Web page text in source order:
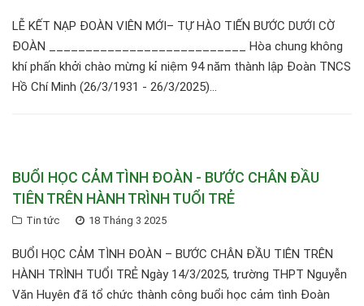
LỄ KẾT NẠP ĐOÀN VIÊN MỚI– TỰ HÀO TIẾN BƯỚC DƯỚI CỜ
ĐOÀN ___________________________ Hòa chung không
khí phấn khởi chào mừng kỉ niệm 94 năm thành lập Đoàn TNCS
Hồ Chí Minh (26/3/1931 - 26/3/2025)...
BUỔI HỌC CẢM TÌNH ĐOÀN - BƯỚC CHÂN ĐẦU
TIÊN TRÊN HÀNH TRÌNH TUỔI TRẺ
Tin tức 18 Tháng 3 2025
BUỔI HỌC CẢM TÌNH ĐOÀN – BƯỚC CHÂN ĐẦU TIÊN TRÊN
HÀNH TRÌNH TUỔI TRẺ Ngày 14/3/2025, trường THPT Nguyễn
Văn Huyên đã tổ chức thành công buổi học cảm tình Đoàn